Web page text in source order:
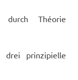
durch Théorie
drei prinzipielle